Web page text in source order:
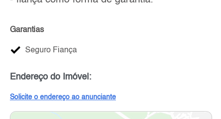
Garantias
Seguro Fiança
Endereço do Imóvel:
Solicite o endereço ao anunciante